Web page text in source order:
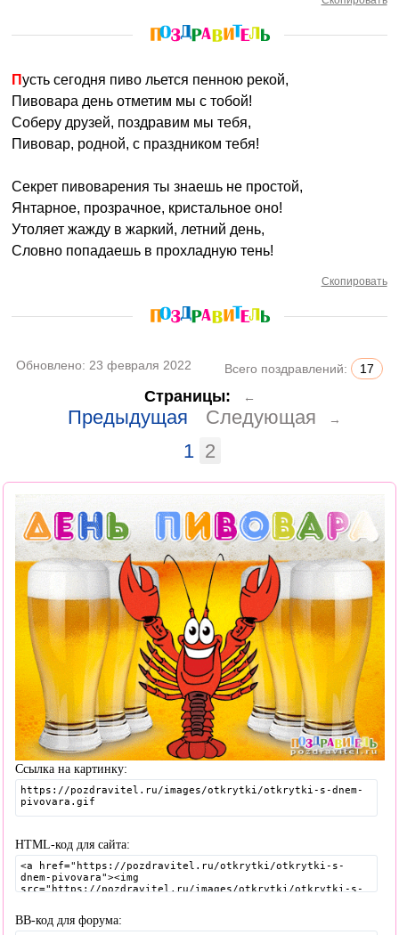
Пусть сегодня пиво льется пенною рекой,
Пивовара день отметим мы с тобой!
Соберу друзей, поздравим мы тебя,
Пивовар, родной, с праздником тебя!
Секрет пивоварения ты знаешь не простой,
Янтарное, прозрачное, кристальное оно!
Утоляет жажду в жаркий, летний день,
Словно попадаешь в прохладную тень!
Скопировать
Обновлено: 23 февраля 2022 Всего поздравлений: 17
Страницы: ←
Предыдущая Следующая →
1 2
Ссылка на картинку:
HTML-код для сайта:
BB-код для форума: